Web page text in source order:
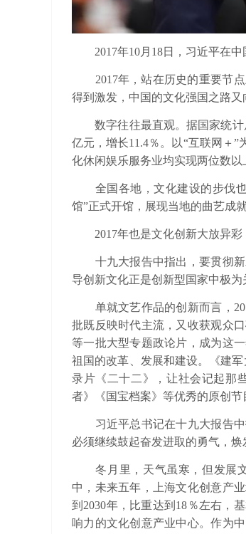
2017年10月18日，习近平在
2017年，站在历史的重要节点
得到激发，中国的文化强国之路又
数字往往最直观。据国家统计
亿元，增长11.4％。以“互联网＋
化休闲娱乐服务业均实现两位数以
全国各地，文化建设的步伐也
馆”正式开馆，展现当地的曲艺
2017年也是文化创新大放异彩
十九大报告中指出，要贯彻新
导创新文化正是创新型国家中极为
单就文艺作品的创新而言，
批既反映时代主流，又收获观众
等一批大型专题政论片，成为这
祖国的改革、发展和建设。《建
录片《二十二》，让社会记起那
者》《国宝档案》等优秀的原创
习近平总书记在十九大报告中
必须继续鼓起奋发进取的勇气，焕
冬月里，天气虽寒，但发展文
中，未来五年，上海文化创意产
到2030年，比重达到18％左右，
响力的文化创意产业中心。作为